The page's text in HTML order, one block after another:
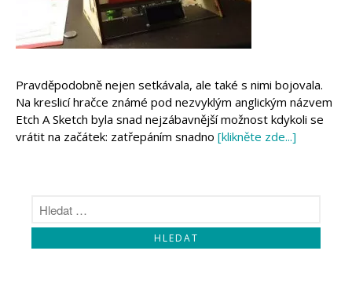
Makeblock
Micro:bit
Pravděpodobně nejen setkávala, ale také s nimi bojovala.
Na kreslicí hračce známé pod nezvyklým anglickým názvem
Etch A Sketch byla snad nejzábavnější možnost kdykoli se
vrátit na začátek: zatřepáním snadno [klikněte zde...]